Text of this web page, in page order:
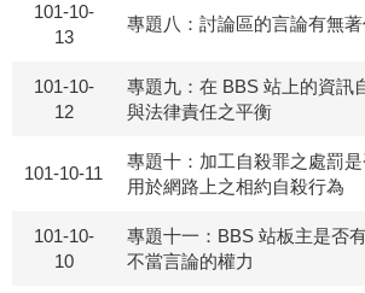
101-10-
13
專題八：討論區的言論有無
101-10-
12
專題九：在 BBS 站上的資訊
與法律責任之平衡
101-10-11
專題十：加工自殺罪之處罰
用於網路上之相約自殺行為
101-10-
10
專題十一：BBS 站板主是否
不當言論的權力